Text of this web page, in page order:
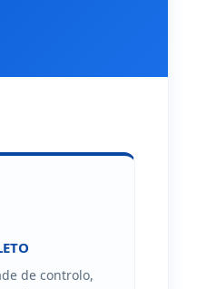
de controlo,